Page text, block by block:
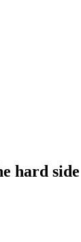
hard side